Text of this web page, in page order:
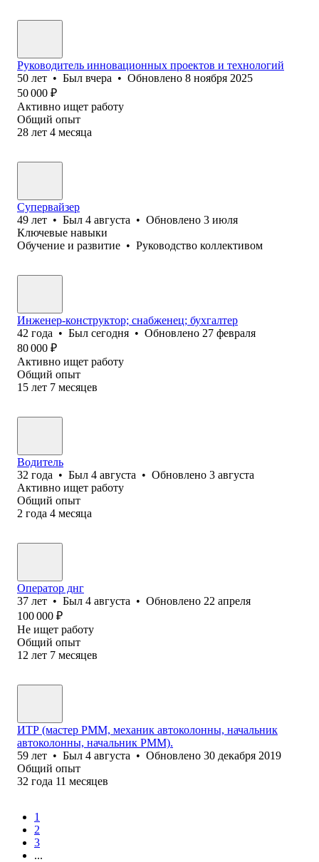
Руководитель инновационных проектов и технологий
50 лет • Был вчера • Обновлено 8 ноября 2025
50 000 ₽
Активно ищет работу
Общий опыт
28 лет 4 месяца
Супервайзер
49 лет • Был 4 августа • Обновлено 3 июля
Ключевые навыки
Обучение и развитие • Руководство коллективом
Инженер-конструктор; снабженец; бухгалтер
42 года • Был сегодня • Обновлено 27 февраля
80 000 ₽
Активно ищет работу
Общий опыт
15 лет 7 месяцев
Водитель
32 года • Был 4 августа • Обновлено 3 августа
Активно ищет работу
Общий опыт
2 года 4 месяца
Оператор днг
37 лет • Был 4 августа • Обновлено 22 апреля
100 000 ₽
Не ищет работу
Общий опыт
12 лет 7 месяцев
ИТР (мастер РММ, механик автоколонны, начальник
автоколонны, начальник РММ).
59 лет • Был 4 августа • Обновлено 30 декабря 2019
Общий опыт
32 года 11 месяцев
1
2
3
...